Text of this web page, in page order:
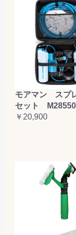
お買い
モアマン スプ
セット M28550
￥20,900